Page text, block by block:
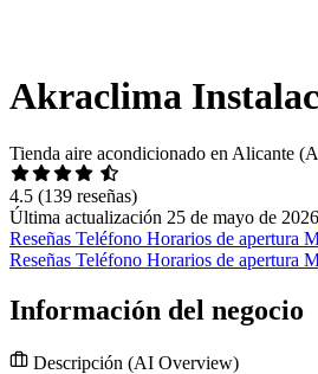
Akraclima
Tienda aire acondicionado en Alicante
4.5 (139 reseñas)
Última actualización 25 de mayo de 2026
Reseñas Teléfono Horarios de apertura
Reseñas Teléfono Horarios de apertura
Información del negocio
Descripción (AI Overview)